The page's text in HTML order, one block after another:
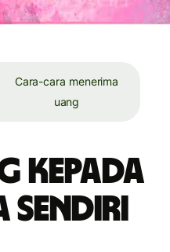
Cara-cara menerima
uang
kepada
sendiri